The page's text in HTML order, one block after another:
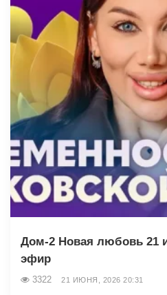
Дом-2 Новая любовь 21
эфир
3322 21 ИЮНЯ, 2026 20:31